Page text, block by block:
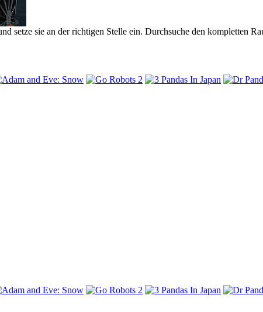
setze sie an der richtigen Stelle ein. Durchsuche den kompletten